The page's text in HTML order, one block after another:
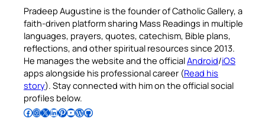
Pradeep Augustine is the founder of Catholic Gallery, a
faith-driven platform sharing Mass Readings in multiple
languages, prayers, quotes, catechism, Bible plans,
reflections, and other spiritual resources since 2013.
He manages the website and the officialAndroid/iOS
apps alongside his professional career (Read his
story). Stay connected with him on the official social
profiles below.
Follow Pradeep on Facebook Follow Pradeep on InstagramFollow Pradeep on X Follow Pradeep on LinkedIn Follow Pradeep on Pinterest Subscribe to Pradeep’s Youtube Channel Follow Pradeep on WordPress Follow Pradeep on GitHub